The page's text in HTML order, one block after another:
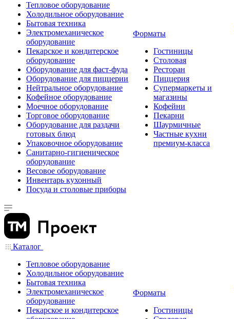
Тепловое оборудование
Холодильное оборудование
Бытовая техника
Электромеханическое
оборудование
Пекарское и кондитерское
оборудование
Оборудование для фаст-фуда
Оборудование для пиццерии
Нейтральное оборудование
Кофейное оборудование
Моечное оборудование
Торговое оборудование
Оборудование для раздачи
готовых блюд
Упаковочное оборудование
Санитарно-гигиеническое
оборудование
Весовое оборудование
Инвентарь кухонный
Посуда и столовые приборы
Форматы
Гостиницы
Столовая
Ресторан
Пиццерия
Супермаркеты и
магазины
Кофейни
Пекарни
Шаурмичные
Частные кухни
премиум-класса
Каталог
Тепловое оборудование
Холодильное оборудование
Бытовая техника
Электромеханическое
оборудование
Пекарское и кондитерское
Форматы
Гостиницы